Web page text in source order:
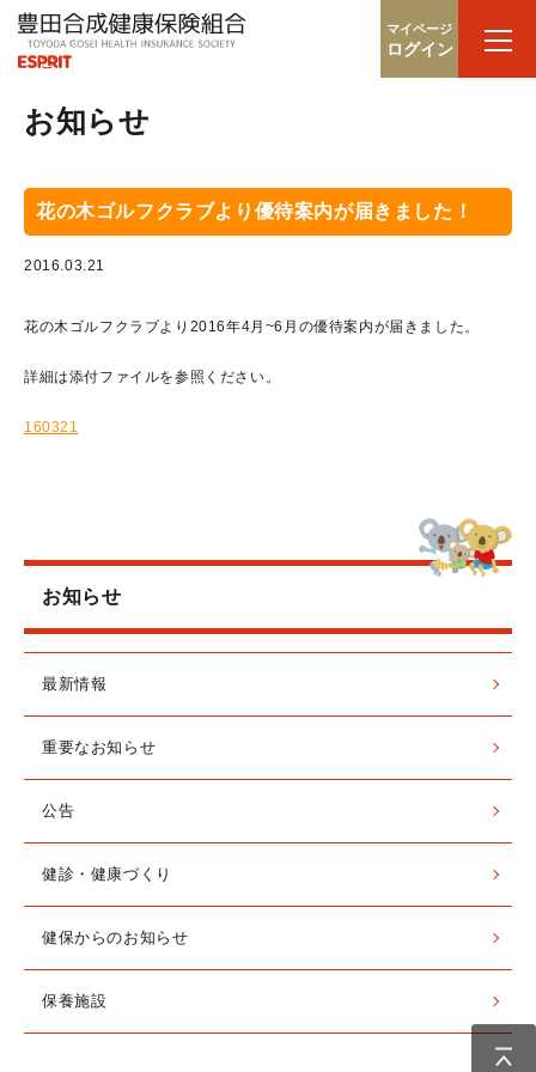
マイページ
ログイン
お知らせ
花の木ゴルフクラブより優待案内が届きました！
2016.03.21
花の木ゴルフクラブより2016年4月~6月の優待案内が届きました。
詳細は添付ファイルを参照ください。
160321
お知らせ
最新情報
重要なお知らせ
公告
健診・健康づくり
健保からのお知らせ
保養施設